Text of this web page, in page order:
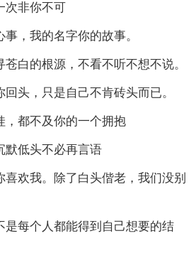
次非你不可
，我的名字你的故事。
白的根源，不看不听不想不说。
回头，只是自己不肯砖头而已。
，都不及你的一个拥抱
默低头不必再言语
喜欢我。除了白头偕老，我们没别
是每个人都能得到自己想要的结